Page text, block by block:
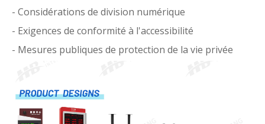
- Considérations de division numérique
- Exigences de conformité à l'accessibilité
- Mesures publiques de protection de la vie privée